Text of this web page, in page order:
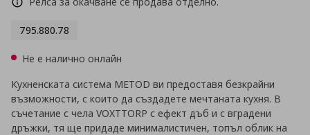
795.880.78
Не е налично онлайн
Кухненската система METOD ви предоставя безкрайни
възможности, с които да създадете мечтаната кухня. В
съчетание с чела VOXTTORP с ефект дъб и с вградени
дръжки, тя ще придаде минималистичен, топъл облик на